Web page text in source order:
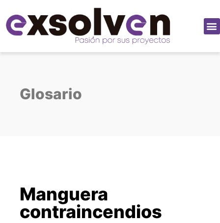
Glosario
Manguera
contraincendios